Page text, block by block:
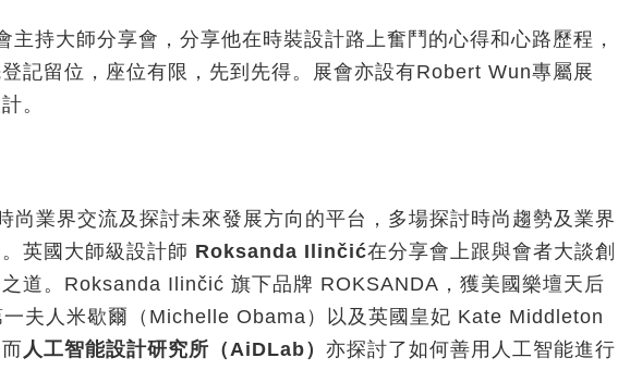
主持大師分享會，分享他在時裝設計路上奮鬥的心得和心路歷程，
記留位，座位有限，先到先得。展會亦設有Robert Wun專屬展
。
尚業界交流及探討未來發展方向的平台，多場探討時尚趨勢及業界
英國大師級設計師 Roksanda Ilinčić在分享會上跟與會者大談創
道。Roksanda Ilinčić 旗下品牌 ROKSANDA，獲美國樂壇天后
夫人米歇爾（Michelle Obama）以及英國皇妃 Kate Middleton
人工智能設計研究所（AiDLab） 亦探討了如何善用人工智能進行